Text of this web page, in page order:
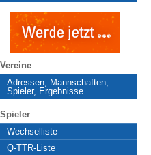
Vereine
Adressen, Mannschaften,
Spieler, Ergebnisse
Spieler
Wechselliste
Q-TTR-Liste